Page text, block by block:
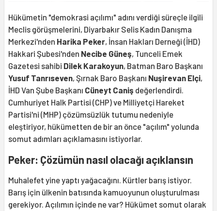
Hükümetin "demokrasi açılımı" adını verdiği süreçle ilgili
Meclis görüşmelerini, Diyarbakır Selis Kadın Danışma
Merkezi'nden Harika Peker, İnsan Hakları Derneği (İHD)
Hakkari Şubesi'nden Necibe Güneş, Tunceli Emek
Gazetesi sahibi Dilek Karakoyun, Batman Baro Başkanı
Yusuf Tanrıseven, Şırnak Baro Başkanı Nuşirevan Elçi,
İHD Van Şube Başkanı Cüneyt Caniş değerlendirdi.
Cumhuriyet Halk Partisi (CHP) ve Milliyetçi Hareket
Partisi'ni (MHP) çözümsüzlük tutumu nedeniyle
eleştiriyor, hükümetten de bir an önce "açılım" yolunda
somut adımları açıklamasını istiyorlar.
Peker: Çözümün nasıl olacağı açıklansın
Muhalefet yine yaptı yağacağını. Kürtler barış istiyor.
Barış için ülkenin batısında kamuoyunun oluşturulması
gerekiyor. Açılımın içinde ne var? Hükümet somut olarak